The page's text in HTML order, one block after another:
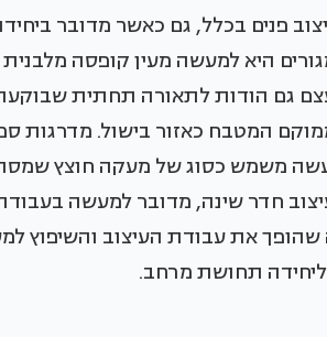
פנים בכלל, גם כאשר מדובר
היא למעשה מעין קופסה
גם הודות לתאורה תחתית
המטבח כאזור בישול. מדרגות
משמש כסוג של מעקה חוצץ
חדר שינה, מדובר למעשה
שהופך את עבודת העיצוב והשיפוץ
ליחידה תחושת מרחב.